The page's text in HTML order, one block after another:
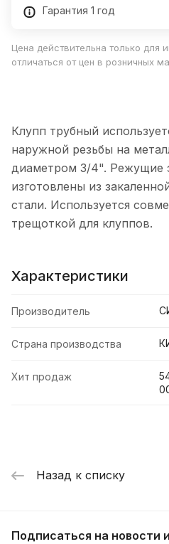
Гарантия 1 год
Цена действительна только для
отличаться от цен в розничных
Клупп трубный
наружной резьбы на
диаметром 3/4". Режущие
изготовлены из
стали. Используется
трещоткой для клуппов.
Характеристики
Производитель
Страна производства
Хит продаж
Назад к списку
Подписаться на новости